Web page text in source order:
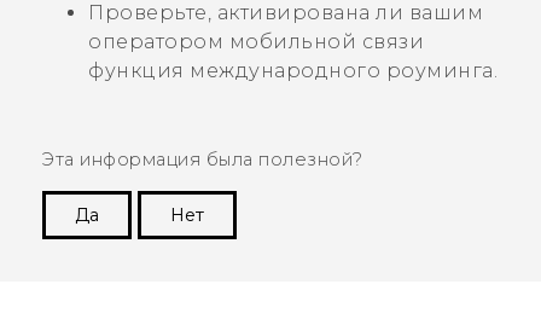
Проверьте, активирована ли вашим
оператором мобильной связи
функция международного роуминга.
Эта информация была полезной?
Да
Нет